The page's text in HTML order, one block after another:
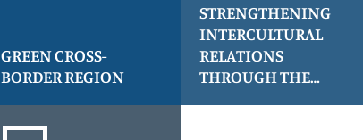
GREEN CROSS-
BORDER REGION
STRENGTHENING
INTERCULTURAL
RELATIONS
THROUGH THE